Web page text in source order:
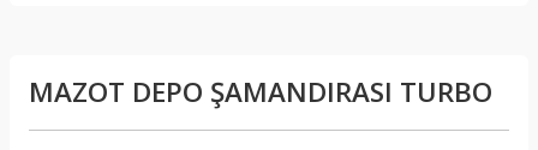
MAZOT DEPO ŞAMANDIRASI TURBO